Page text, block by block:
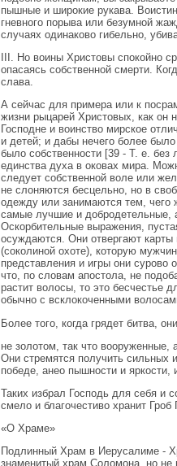
пышные и широкие рукава.
гневного порыва или безумной
случаях одинаково гибельно,
III. Но воины Христовы спокойно
опасаясь собственной смерти.
слава.
А сейчас для примера или к
жизни рыцарей Христовых, как он
Господне и воинство мирское
и детей; и дабы нечего более
было собственности [39 - Т. е. без
единства духа в оковах мира.
следует собственной воле или
не слоняются бесцельно, но в
одежду или занимаются тем, чего
самые лучшие и добродетельные,
Оскорбительные выражения,
осуждаются. Они отвергают карты
(соколиной охоте), которую
представления и игры они сурово
что, по словам апостола, не
растит волосы, то это бесчестье
обычно с всклокоченными
Более того, когда грядет битва,
не золотом, так что
Они стремятся получить сильных
победе, анео пышности и
Таких избрал Господь для себя и
смело и благочестиво хранит
«О Храме»
Подлинный Храм в Иерусалиме -
знаменитый храм Соломона, но